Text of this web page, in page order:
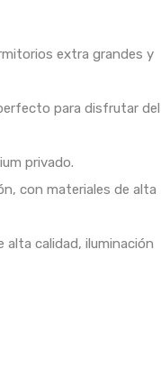
extra grandes y
para disfrutar del
privado.
con materiales de alta
alta calidad, iluminación